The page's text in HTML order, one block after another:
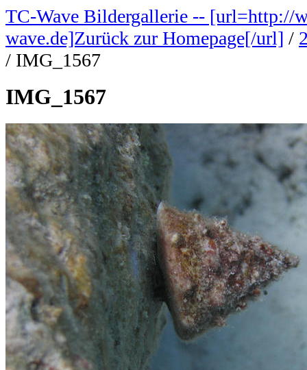
TC-Wave Bildergallerie -- [url=http://
wave.de]Zurück zur Homepage[/url] /
/ IMG_1567
IMG_1567